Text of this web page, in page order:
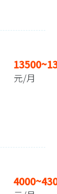
元/月